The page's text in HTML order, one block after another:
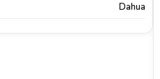
Dahua